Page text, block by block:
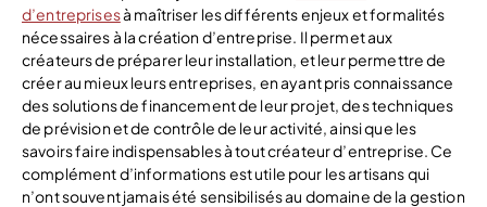
d’entreprisesà maîtriser les différents enjeux et formalités
nécessaires à la création d’entreprise. Il permet aux
créateurs de préparer leur installation, et leur permettre de
créer au mieux leurs entreprises, en ayant pris connaissance
des solutions de financement de leur projet, des techniques
de prévision et de contrôle de leur activité, ainsi que les
savoirs faire indispensables à tout créateur d’entreprise. Ce
complément d’informations est utile pour les artisans qui
n’ont souvent jamais été sensibilisés au domaine de la gestion